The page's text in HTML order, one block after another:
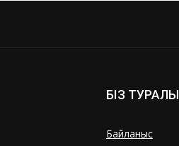
БІЗ ТУРАЛЫ
Байланыс